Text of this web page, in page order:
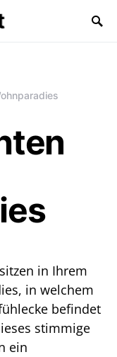
in Ihrem
in welchem
befindet
stimmige
ein